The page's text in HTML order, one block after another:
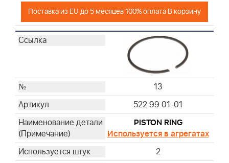
Поставка из EU до 5 месяцев 100% оплата В корзину
13
522 99 01-01
PISTON RING
Используется в агрегатах
2